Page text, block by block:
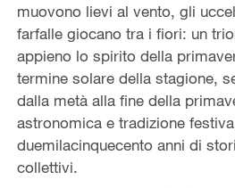
muovono lievi al vento, gli
farfalle giocano tra i fiori: un
appieno lo spirito della
termine solare della stagione,
dalla metà alla fine della
astronomica e tradizione
duemilacinquecento anni di
collettivi.